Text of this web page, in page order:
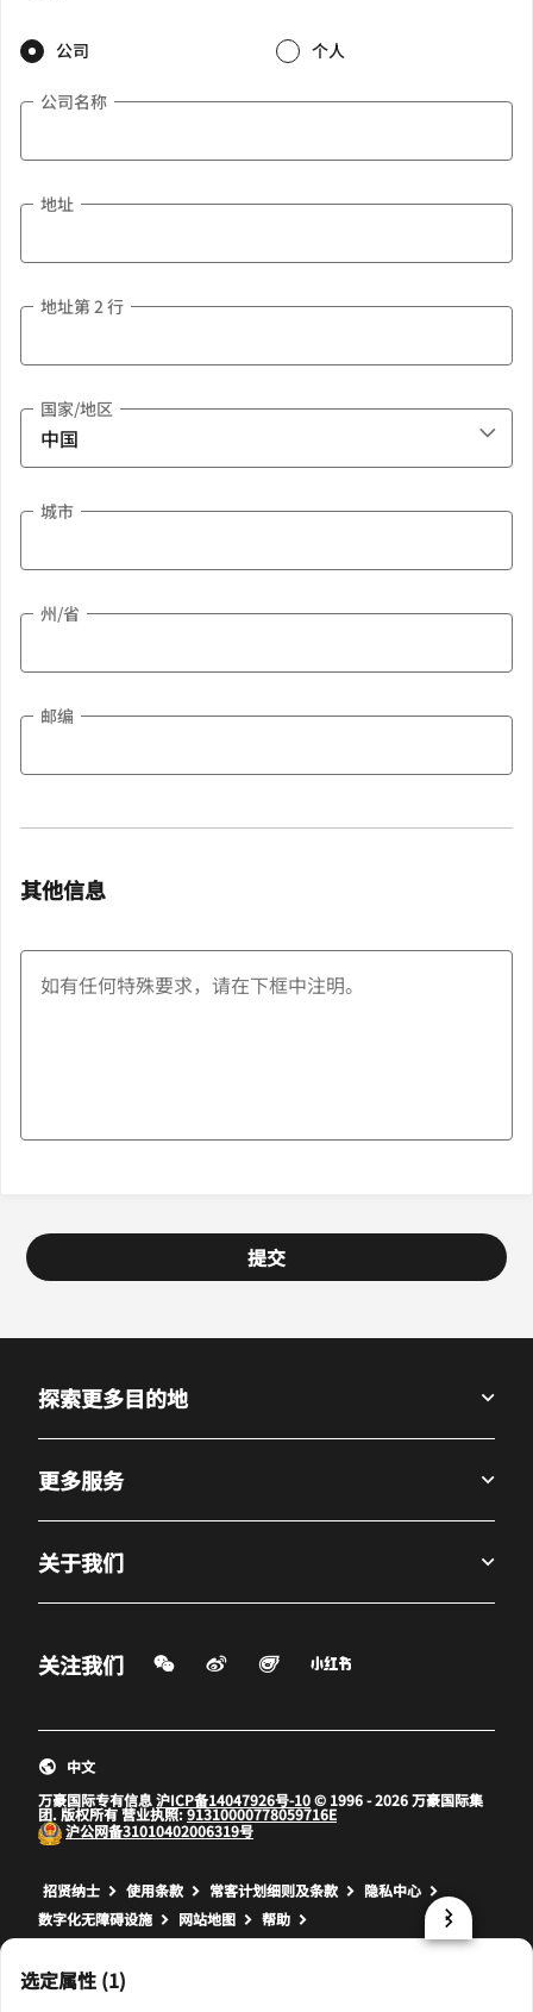
公司 个人
公司名称
地址
地址第 2 行
国家/地区
城市
州/省
邮编
其他信息
提交
选定属性 (1)
探索更多目的地
更多服务
关于我们
关注我们 微信扫一扫
微博
打开新窗口
飞猪
打开新窗口打开新窗口
万豪国际专有信息沪ICP备14047926号-10© 1996 - 2026 万豪国际集
团. 版权所有 营业执照:91310000778059716E
沪公网备31010402006319号
中文
招贤纳士 打开新窗口
使用条款 打开新窗口
常客计划细则及条款 打开新窗口
隐私中心
数字化无障碍设施
网站地图 帮助
prod17,41215BB6-1F68-57F7-859A-773B120ED68F,NA